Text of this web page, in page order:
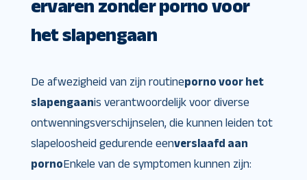
ervaren zonder porno voor
het slapengaan
De afwezigheid van zijn routineporno voor het
slapengaanis verantwoordelijk voor diverse
ontwenningsverschijnselen, die kunnen leiden tot
slapeloosheid gedurende eenverslaafd aan
pornoEnkele van de symptomen kunnen zijn: